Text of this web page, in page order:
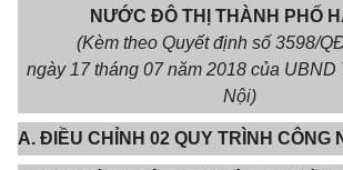
NƯỚC ĐÔ THỊ THÀNH PHỐ
(Kèm theo Quyết định số 3598/
ngày 17tháng 07năm 2018 của UBND
Nội)
A. ĐIỀU CHỈNH 02 QUY TRÌNH CÔNG